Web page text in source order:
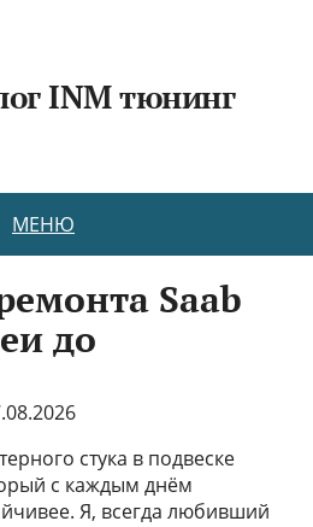
INM тюнинг
МЕНЮ
Saab
до
стука в подвеске
с каждым днём
Я, всегда любивший